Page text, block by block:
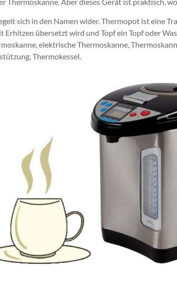
sich in den Namen wider. Thermopot ist eine
Erhitzen übersetzt wird und Topf ein Topf oder
elektrische Thermoskanne,
Thermokessel.